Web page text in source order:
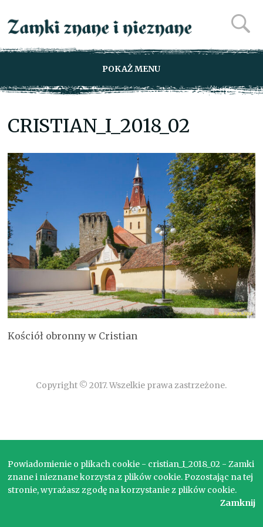
POKAŻ MENU
CRISTIAN_I_2018_02
Kościół obronny w Cristian
Copyright © 2017. Wszelkie prawa zastrzeżone.
Powiadomienie o plikach cookie - cristian_I_2018_02 - Zamki
znane i nieznane korzysta z plików cookie. Pozostając na tej
stronie, wyrażasz zgodę na korzystanie z plików cookie.
Zamknij